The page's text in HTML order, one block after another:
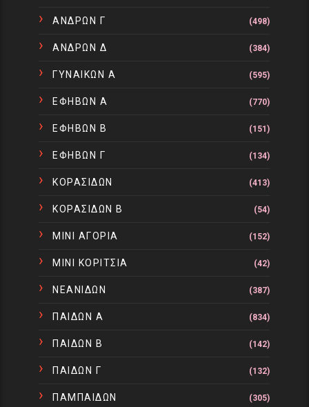
ΑΝΔΡΩΝ Γ (498)
ΑΝΔΡΩΝ Δ (384)
ΓΥΝΑΙΚΩΝ Α (595)
ΕΦΗΒΩΝ Α (770)
ΕΦΗΒΩΝ Β (151)
ΕΦΗΒΩΝ Γ (134)
ΚΟΡΑΣΙΔΩΝ (413)
ΚΟΡΑΣΙΔΩΝ Β (54)
ΜΙΝΙ ΑΓΟΡΙΑ (152)
ΜΙΝΙ ΚΟΡΙΤΣΙΑ (42)
ΝΕΑΝΙΔΩΝ (387)
ΠΑΙΔΩΝ Α (834)
ΠΑΙΔΩΝ Β (142)
ΠΑΙΔΩΝ Γ (132)
ΠΑΜΠΑΙΔΩΝ (305)